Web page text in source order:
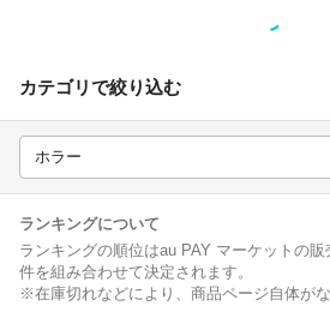
カテゴリで絞り込む
ホラー
ランキングについて
ランキングの順位はau PAY マーケットの
件を組み合わせて決定されます。
※在庫切れなどにより、商品ページ自体がな